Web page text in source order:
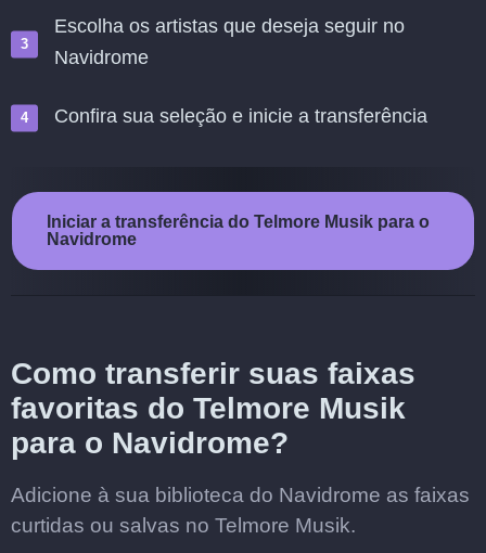
Escolha os artistas que deseja seguir no
Navidrome
Confira sua seleção e inicie a transferência
Iniciar a transferência do Telmore Musik para o
Navidrome
Como transferir suas faixas
favoritas do Telmore Musik
para o Navidrome?
Adicione à sua biblioteca do Navidrome as faixas
curtidas ou salvas no Telmore Musik.